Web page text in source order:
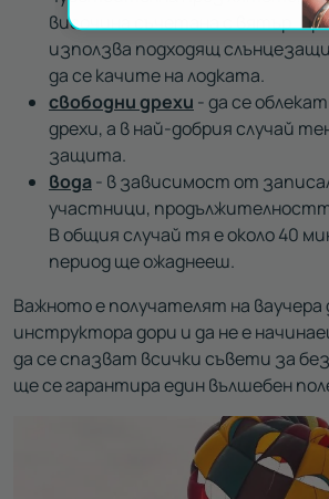
височина съчетана с вятър.
използва подходящ
да се качите на лодката.
свободни дрехи - да се
дрехи, а в най-добрия случай
защита.
вода- в зависимост от
участници,
В общия случай тя е около 40
период ще ожаднееш.
Важното е получателят на ваучера
инструктора дори и да не е
да се спазват всички съвети за
ще се гарантира един вълшебен